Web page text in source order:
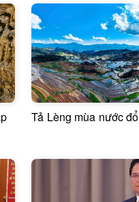
Tả Lèng mùa nước đổ